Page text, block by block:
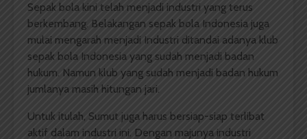
Sepak bola kini telah menjadi industri yang terus
berkembang. Belakangan sepak bola Indonesia juga
mulai mengarah menjadi Industri ditandai adanya klub
sepak bola Indonesia yang sudah menjadi badan
hukum. Namun klub yang sudah menjadi badan hukum
jumlanya masih hitungan jari.
Untuk itulah, Sumut juga harus bersiap-siap terlibat
aktif dalam industri ini. Dengan majunya industri